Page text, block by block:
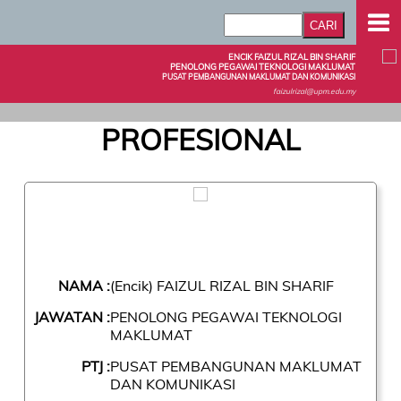
ENCIK FAIZUL RIZAL BIN SHARIF
PENOLONG PEGAWAI TEKNOLOGI MAKLUMAT
PUSAT PEMBANGUNAN MAKLUMAT DAN KOMUNIKASI
faizulrizal@upm.edu.my
PROFESIONAL
NAMA :(Encik) FAIZUL RIZAL BIN SHARIF
JAWATAN :PENOLONG PEGAWAI TEKNOLOGI
MAKLUMAT
PTJ :PUSAT PEMBANGUNAN MAKLUMAT
DAN KOMUNIKASI